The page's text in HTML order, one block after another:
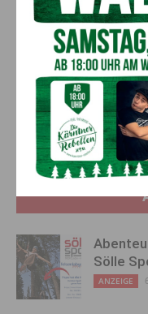
sowie eine stärkere
gefahrenen Kilometer.
Vorheriger Artikel
Start in die Almsaison:
für ein sicheres
am Dobratsch
Sölle
ANZEIGE